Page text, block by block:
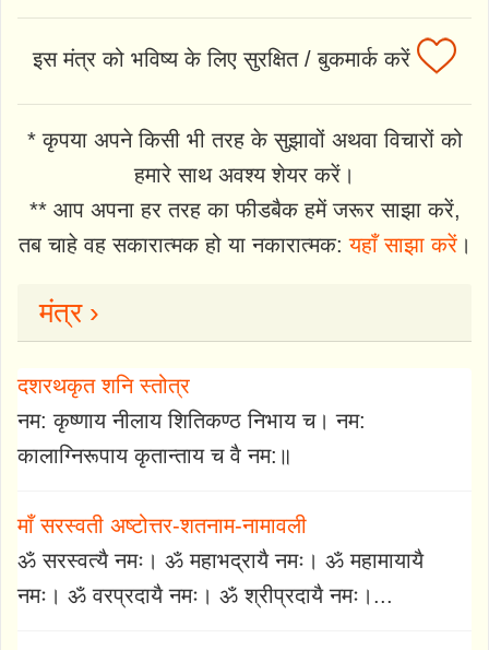
इस मंत्र को भविष्य के लिए सुरक्षित / बुकमार्क करें
* कृपया अपने किसी भी तरह के सुझावों अथवा विचारों को
हमारे साथ अवश्य शेयर करें।
** आप अपना हर तरह का फीडबैक हमें जरूर साझा करें,
तब चाहे वह सकारात्मक हो या नकारात्मक:यहाँ साझा करें।
मंत्र ›
दशरथकृत शनि स्तोत्र
नम: कृष्णाय नीलाय शितिकण्ठ निभाय च। नम:
कालाग्निरूपाय कृतान्ताय च वै नम:॥
माँ सरस्वती अष्टोत्तर-शतनाम-नामावली
ॐ सरस्वत्यै नमः। ॐ महाभद्रायै नमः। ॐ महामायायै
नमः। ॐ वरप्रदायै नमः। ॐ श्रीप्रदायै नमः।...